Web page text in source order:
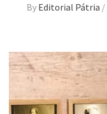
By Editorial Pátria /